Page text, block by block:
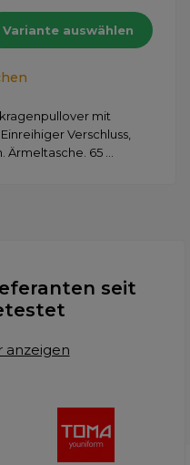
Variante auswählen
mit
Verschluss,
65 ...
seit
anzeigen